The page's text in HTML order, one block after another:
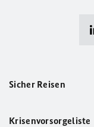
Sicher Reisen
Krisenvorsorgeliste